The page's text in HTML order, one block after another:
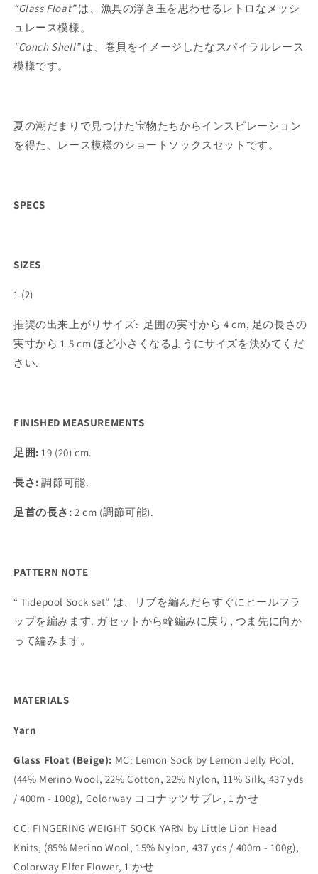
語
パ
タ
ー
語
タ
“Glass Float”は、漁具の浮き玉を思わせるレトロなメッシ
ュレース模様。
"Conch Shell”は、巻貝をイメージしたなスパイラルレース
模様です。
夏の潮だまりで見つけた宝物たちからインスピレーション
を得た、レース模様のショートソックスセットです。
SPECS
SIZES
1 (2)
推奨の出来上がりサイズ: 足囲の実寸から 4 cm, 足の長さの
実寸から 1.5 cmほど小さくなるようにサイズを決めてくだ
さい.
FINISHED MEASUREMENTS
足囲: 19 (20) cm.
長さ: 調節可能.
足首の長さ : 2 cm (調節可能).
PATTERN NOTE
“ Tidepool Sock set” は、リブを編んだらすぐにヒールフラ
ップを編みます. ガセットから輪編みに戻り , つま先に向か
って編みます。
MATERIALS
Yarn
Glass Float (Beige): MC: Lemon Sock by Lemon Jelly Pool,
(44% Merino Wool, 22% Cotton, 22% Nylon, 11% Silk, 437 yds
/ 400m - 100g), Colorway ココナッツサブレ , 1かせ
CC: FINGERING WEIGHT SOCK YARN by Little Lion Head
Knits, (85% Merino Wool, 15% Nylon, 437 yds / 400m - 100g),
Colorway Elfer Flower, 1かせ